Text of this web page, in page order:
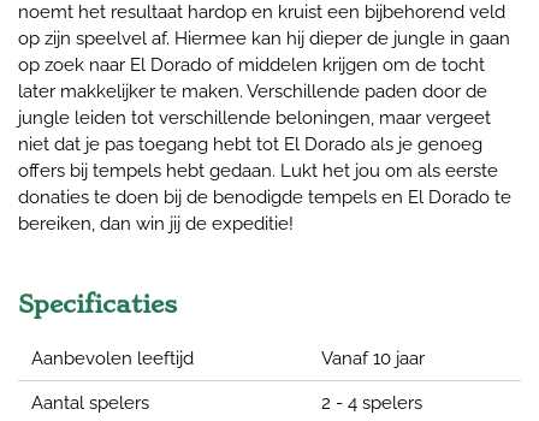
noemt het resultaat hardop en kruist een bijbehorend veld
op zijn speelvel af. Hiermee kan hij dieper de jungle in gaan
op zoek naar El Dorado of middelen krijgen om de tocht
later makkelijker te maken. Verschillende paden door de
jungle leiden tot verschillende beloningen, maar vergeet
niet dat je pas toegang hebt tot El Dorado als je genoeg
offers bij tempels hebt gedaan. Lukt het jou om als eerste
donaties te doen bij de benodigde tempels en El Dorado te
bereiken, dan win jij de expeditie!
Specificaties
Aanbevolen leeftijd Vanaf 10 jaar
Aantal spelers 2 - 4 spelers